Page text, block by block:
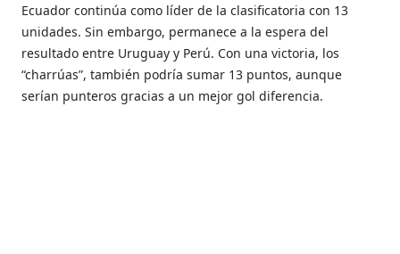
Ecuador continúa como líder de la clasificatoriacon 13
unidades. Sin embargo, permanece a la espera del
resultado entre Uruguay y Perú. Con una victoria, los
“charrúas”, también podría sumar 13 puntos, aunque
serían punteros gracias a un mejor gol diferencia.